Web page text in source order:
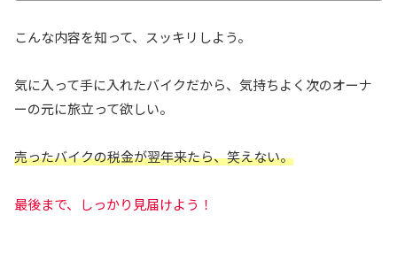
こんな内容を知って、スッキリしよう。
気に入って手に入れたバイクだから、気持ちよく次のオーナ
ーの元に旅立って欲しい。
売ったバイクの税金が翌年来たら、笑えない。
最後まで、しっかり見届けよう！